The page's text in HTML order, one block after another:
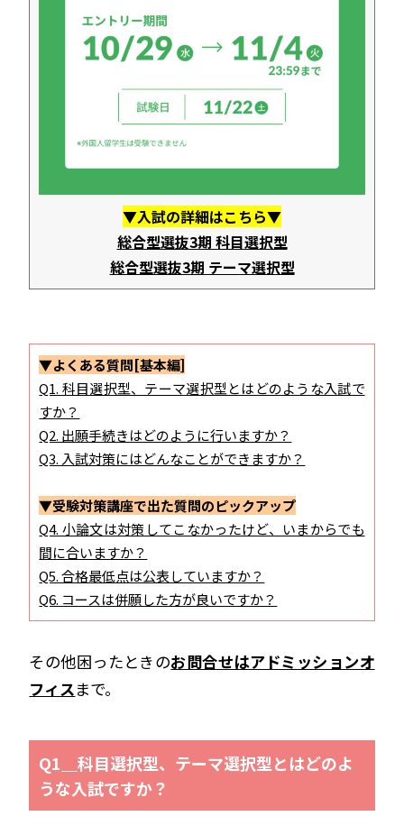
▼入試の詳細はこちら▼
総合型選抜3期 科目選択型
総合型選抜3期 テーマ選択型
▼よくある質問[基本編]
Q1. 科目選択型、テーマ選択型とはどのような入試で
すか？
Q2. 出願手続きはどのように行いますか？
Q3. 入試対策にはどんなことができますか？
▼受験対策講座で出た質問のピックアップ
Q4. 小論文は対策してこなかったけど、いまからでも
間に合いますか？
Q5. 合格最低点は公表していますか？
Q6. コースは併願した方が良いですか？
その他困ったときのお問合せはアドミッションオ
フィスまで。
Q1＿科目選択型、テーマ選択型とはどのよ
うな入試ですか？